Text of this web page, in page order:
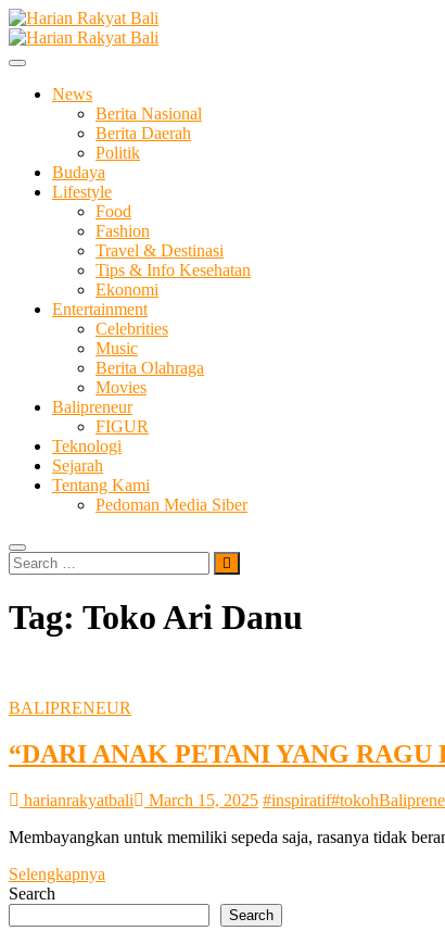
Skip
to
content
Harian Rakyat Bali
Membangun Semangat Kehidupan dan Berbangsa
News
Berita Nasional
Berita Daerah
Politik
Budaya
Lifestyle
Food
Fashion
Travel & Destinasi
Tips & Info Kesehatan
Ekonomi
Entertainment
Celebrities
Music
Berita Olahraga
Movies
Balipreneur
FIGUR
Teknologi
Sejarah
Tentang Kami
Pedoman Media Siber
Search
…
Tag: Toko Ari Danu
BALIPRENEUR
“DARI ANAK PETANI YANG RAGU
harianrakyatbali March 15, 2025 #inspiratif#tokoh
Membayangkan untuk memiliki sepeda saja, rasanya tidak
Selengkapnya
Search
Search